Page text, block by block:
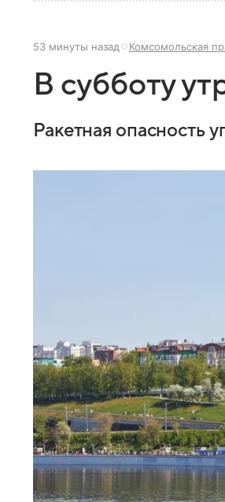
53 минуты назад Комсомольская
В субботу
Ракетная опасность